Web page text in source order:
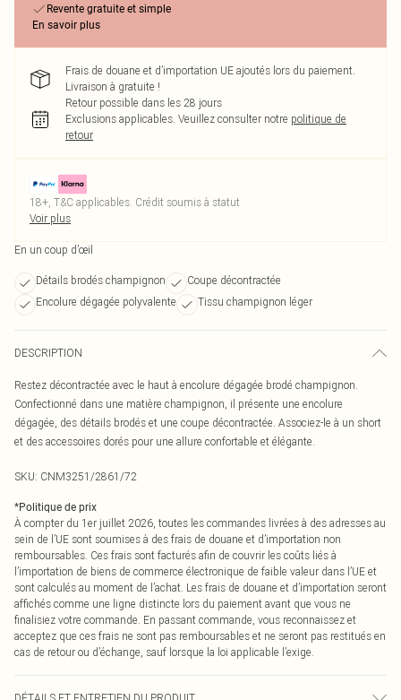
Revente gratuite et simple
En savoir plus
Frais de douane et d’importation UE ajoutés lors du paiement.
Livraison à gratuite !
Retour possible dans les 28 jours
Exclusions applicables. Veuillez consulter notre politique de
retour
18+, T&C applicables. Crédit soumis à statut
Voir plus
En un coup d’œil
Détails brodés champignon
Coupe décontractée
Encolure dégagée polyvalente
Tissu champignon léger
DESCRIPTION
Restez décontractée avec le haut à encolure dégagée brodé champignon.
Confectionné dans une matière champignon, il présente une encolure
dégagée, des détails brodés et une coupe décontractée. Associez-le à un short
et des accessoires dorés pour une allure confortable et élégante.
SKU: CNM3251/2861/72
*Politique de prix
À compter du 1er juillet 2026, toutes les commandes livrées à des adresses au
sein de l’UE sont soumises à des frais de douane et d’importation non
remboursables. Ces frais sont facturés afin de couvrir les coûts liés à
l’importation de biens de commerce électronique de faible valeur dans l’UE et
sont calculés au moment de l’achat. Les frais de douane et d’importation seront
affichés comme une ligne distincte lors du paiement avant que vous ne
finalisiez votre commande. En passant commande, vous reconnaissez et
acceptez que ces frais ne sont pas remboursables et ne seront pas restitués en
cas de retour ou d’échange, sauf lorsque la loi applicable l’exige.